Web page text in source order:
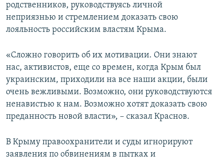
родственников, руководствуясь личной
неприязнью и стремлением доказать свою
лояльность российским властям Крыма.
«Сложно говорить об их мотивации. Они знают
нас, активистов, еще со времен, когда Крым был
украинским, приходили на все наши акции, были
очень вежливыми. Возможно, они руководствуются
ненавистью к нам. Возможно хотят доказать свою
преданность новой власти», – сказал Краснов.
В Крыму правоохранители и суды игнорируют
заявления по обвинениям в пытках и